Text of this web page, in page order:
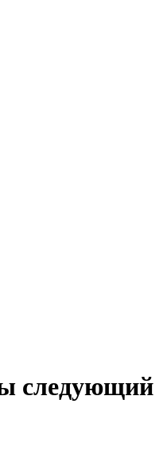
следующий